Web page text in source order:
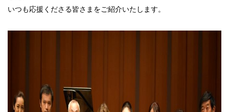
いつも応援くださる皆さまをご紹介いたします。